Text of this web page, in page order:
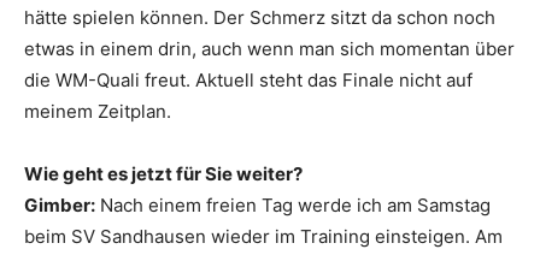
hätte spielen können. Der Schmerz sitzt da schon noch
etwas in einem drin, auch wenn man sich momentan über
die WM-Quali freut. Aktuell steht das Finale nicht auf
meinem Zeitplan.
Wie geht es jetzt für Sie weiter?
Gimber: Nach einem freien Tag werde ich am Samstag
beim SV Sandhausen wieder im Training einsteigen. Am